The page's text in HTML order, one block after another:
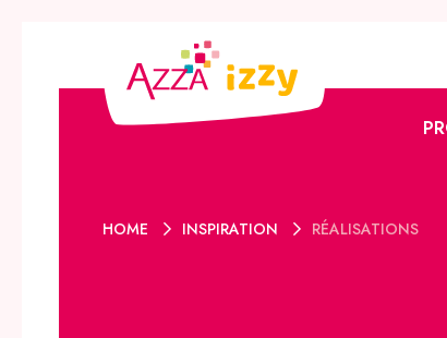
HOME INSPIRATION RÉALISATIONS